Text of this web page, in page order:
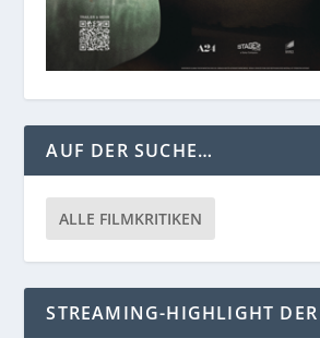
AUF DER SUCHE…
ALLE FILMKRITIKEN
STREAMING-HIGHLIGHT DER